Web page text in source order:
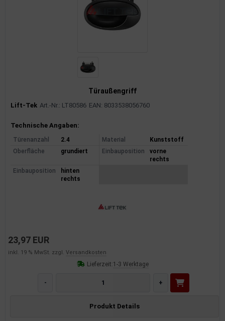
Türaußengriff
Lift-Tek Art.-Nr.: LT80586 EAN: 8033538056760
Produktinformationen
Technische Angaben:
Türenanzahl 2.4 Material
Kunststoff
Oberfläche
grundiert Einbauposition
vorne
rechts
Einbauposition
hinten
rechts
23,97 EUR
inkl. 19 % MwSt. zzgl. Versandkosten
Lieferzeit:1-3 Werktage
- +
Produkt Details